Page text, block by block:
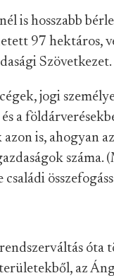
is hosszabb
97 hektáros,
Szövetkezet.
jogi
a
is, ahogyan
óta
az